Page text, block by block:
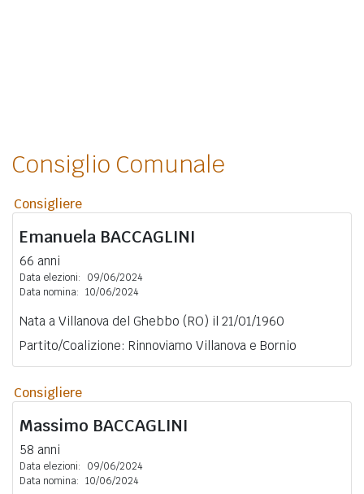
Consiglio Comunale
Consigliere
Emanuela BACCAGLINI
66 anni
Data elezioni:
09/06/2024
Data nomina: 10/06/2024
Nata a Villanova del Ghebbo (RO) il 21/01/1960
Partito/Coalizione: Rinnoviamo Villanova e Bornio
Consigliere
Massimo BACCAGLINI
58 anni
Data elezioni:
09/06/2024
Data nomina: 10/06/2024